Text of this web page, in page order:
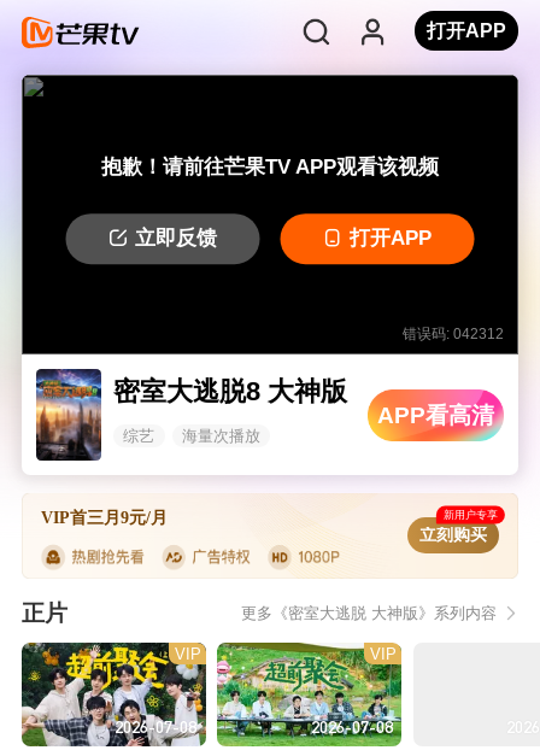
打开APP
抱歉！请前往芒果TV APP观看该视频
立即反馈 打开APP
错误码: 042312
密室大逃脱8 大神版
综艺 海量次播放
APP看高清
VIP首三月9元/月 新用户专享
立刻购买
正片 更多《密室大逃脱 大神版》系列内容
2026-07-08
VIP
2026-07-08
VIP